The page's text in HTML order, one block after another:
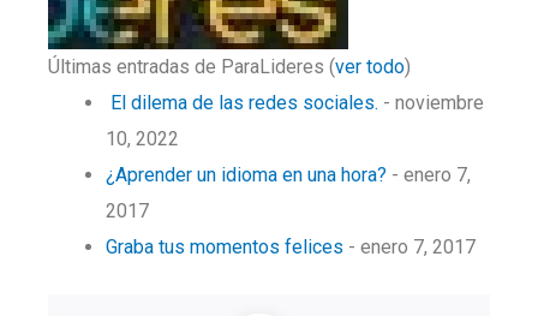
Últimas entradas de ParaLideres (ver todo)
El dilema de las redes sociales. - noviembre
10, 2022
¿Aprender un idioma en una hora? - enero 7,
2017
Graba tus momentos felices - enero 7, 2017